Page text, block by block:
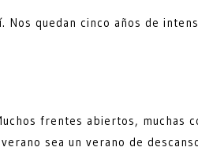
Nos quedan cinco años de
frentes abiertos, muchas
sea un verano de